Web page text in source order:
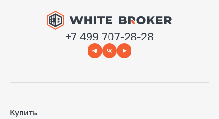
+7 499 707-28-28
Купить